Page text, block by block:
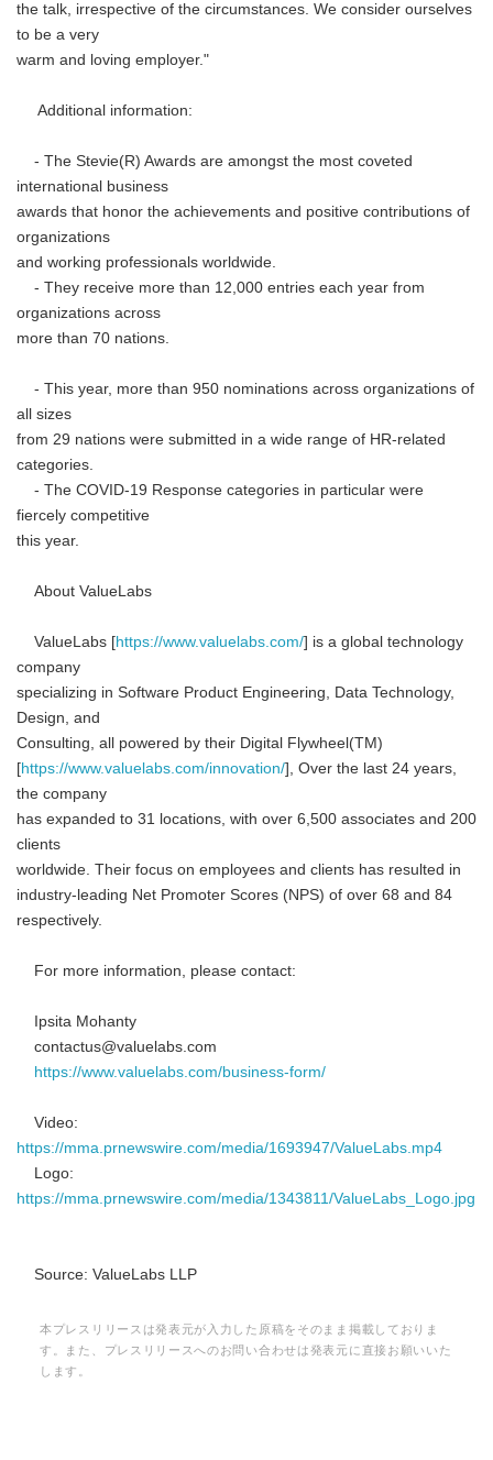
the talk, irrespective of the circumstances. We consider ourselves
to be a very
warm and loving employer."
Additional information:
- The Stevie(R) Awards are amongst the most coveted
international business
awards that honor the achievements and positive contributions of
organizations
and working professionals worldwide.
- They receive more than 12,000 entries each year from
organizations across
more than 70 nations.
- This year, more than 950 nominations across organizations of
all sizes
from 29 nations were submitted in a wide range of HR-related
categories.
- The COVID-19 Response categories in particular were
fiercely competitive
this year.
About ValueLabs
ValueLabs [https://www.valuelabs.com/] is a global technology
company
specializing in Software Product Engineering, Data Technology,
Design, and
Consulting, all powered by their Digital Flywheel(TM)
[https://www.valuelabs.com/innovation/], Over the last 24 years,
the company
has expanded to 31 locations, with over 6,500 associates and 200
clients
worldwide. Their focus on employees and clients has resulted in
industry-leading Net Promoter Scores (NPS) of over 68 and 84
respectively.
For more information, please contact:
Ipsita Mohanty
contactus@valuelabs.com
https://www.valuelabs.com/business-form/
Video:
https://mma.prnewswire.com/media/1693947/ValueLabs.mp4
Logo:
https://mma.prnewswire.com/media/1343811/ValueLabs_Logo.jpg
Source: ValueLabs LLP
本プレスリリースは発表元が入力した原稿をそのまま掲載しておりま
す。また、プレスリリースへのお問い合わせは発表元に直接お願いいた
します。